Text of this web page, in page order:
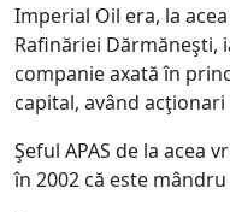
Imperial Oil era, la
Rafinăriei Dărmăneşti,
companie axată în
capital, având
Şeful APAS de la acea
în 2002 că este